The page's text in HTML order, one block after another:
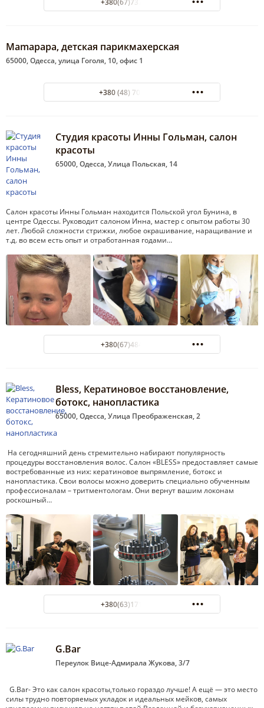
+380(67)737-48-91
Mamapapa, детская парикмахерская
65000, Одесса, улица Гоголя, 10, офис 1
+380 (48) 701-28-89
Студия красоты Инны Гольман, салон
красоты
65000, Одесса, Улица Польская, 14
Салон красоты Инны Гольман находится Польской угол Бунина, в
центре Одессы. Руководит салоном Инна, мастер с опытом работы 30
лет. Любой сложности стрижки, любое окрашивание, наращивание и
т.д. во всем есть опыт и отработанная годами…
+380(67)484-47-00
Bless, Кератиновое восстановление,
ботокс, нанопластика
65000, Одесса, Улица Преображенская, 2
На сегодняшний день стремительно набирают популярность
процедуры восстановления волос. Салон «BLESS» предоставляет самые
востребованные из них: кератиновое выпрямление, ботокс и
нанопластика. Свои волосы можно доверить специально обученным
профессионалам – тритментологам. Они вернут вашим локонам
роскошный…
+380(63)171-13-13
G.Bar
Переулок Вице-Адмирала Жукова, 3/7
G.Bar- Это как салон красоты,только гораздо лучше! А ещё — это место
силы трудно повторяемых укладок и идеальных мейков, самых